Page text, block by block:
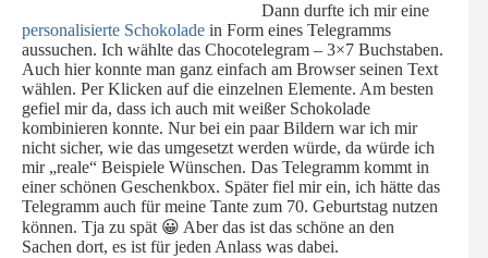
Dann durfte ich mir eine
personalisierte Schokolade in Form eines Telegramms
aussuchen. Ich wählte das Chocotelegram – 3×7 Buchstaben.
Auch hier konnte man ganz einfach am Browser seinen Text
wählen. Per Klicken auf die einzelnen Elemente. Am besten
gefiel mir da, dass ich auch mit weißer Schokolade
kombinieren konnte. Nur bei ein paar Bildern war ich mir
nicht sicher, wie das umgesetzt werden würde, da würde ich
mir „reale“ Beispiele Wünschen. Das Telegramm kommt in
einer schönen Geschenkbox. Später fiel mir ein, ich hätte das
Telegramm auch für meine Tante zum 70. Geburtstag nutzen
können. Tja zu spät 😀 Aber das ist das schöne an den
Sachen dort, es ist für jeden Anlass was dabei.